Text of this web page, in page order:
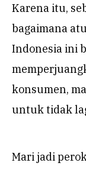
Karena itu,
bagaimana
Indonesia ini
konsumen,
untuk tidak
Mari jadi